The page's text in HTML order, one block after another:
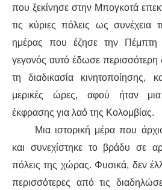
ΓΥΝΑΙΚΕΊΟ
LGBTQIA+
ΠΕΡΙΒΆΛΛΟΝ
ΚΙΝΉΜΑΤΑ
ΙΣΤΟΡΊΑ /
που ξεκίνησε στην Μπογκοτά
τις κύριες πόλεις ως συνέχεια
ημέρας που έζησε την
γεγονός αυτό έδωσε περισσότερη
τη διαδικασία κινητοποίησης,
μερικές ώρες, αφού ήταν
έκφρασης για λαό της Κολομβίας.
Μια ιστορική μέρα που
και συνεχίστηκετο βράδυ σε
πόλεις της χώρας. Φυσικά, δεν
περισσότερες από τις